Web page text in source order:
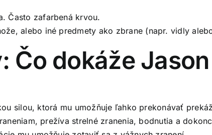
Často zafarbená krvou.
alebo iné predmety ako zbrane (napr. vidly
Čo dokáže
silou, ktorá mu umožňuje ľahko prekonávať
prežíva strelné zranenia, bodnutia a